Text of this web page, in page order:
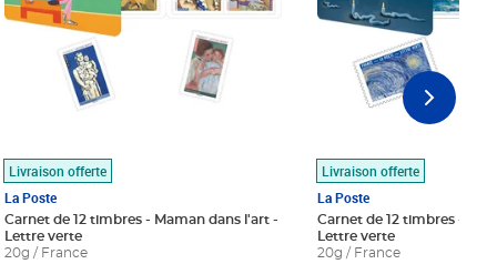
Livraison offerte
La Poste
Carnet de 12 timbres - Maman dans l'art -
Lettre verte
20g / France
Livraison offerte
La Poste
Carnet de 12 timbres - Le
Lettre verte
20g / France